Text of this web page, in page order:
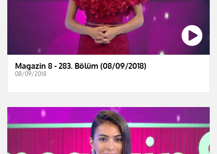
Magazin 8 - 283. Bölüm (08/09/2018)
08/09/2018